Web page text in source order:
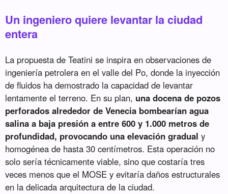
Un ingeniero quiere levantar la ciudad
entera
La propuesta de Teatini se inspira en observaciones de
ingeniería petrolera en el valle del Po, donde la inyección
de fluidos ha demostrado la capacidad de levantar
lentamente el terreno. En su plan, una docena de pozos
perforados alrededor de Venecia bombearían agua
salina a baja presión a entre 600 y 1.000 metros de
profundidad, provocando una elevación gradual y
homogénea de hasta 30 centímetros. Esta operación no
solo sería técnicamente viable, sino que costaría tres
veces menos que el MOSE y evitaría daños estructurales
en la delicada arquitectura de la ciudad.